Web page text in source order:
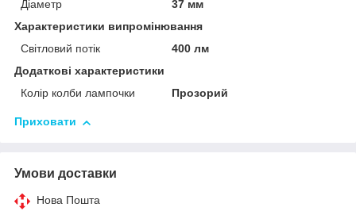
Діаметр
37 мм
Характеристики випромінювання
Світловий потік
400 лм
Додаткові характеристики
Колір колби лампочки
Прозорий
Приховати
Умови доставки
Нова Пошта